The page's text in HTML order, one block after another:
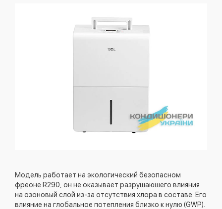
Модель работает на экологический безопасном
фреоне R290, он не оказывает разрушаюшего влияния
на озоновый слой из-за отсутствия хлора в составе. Его
влияние на глобальное потепления близко к нулю (GWP).